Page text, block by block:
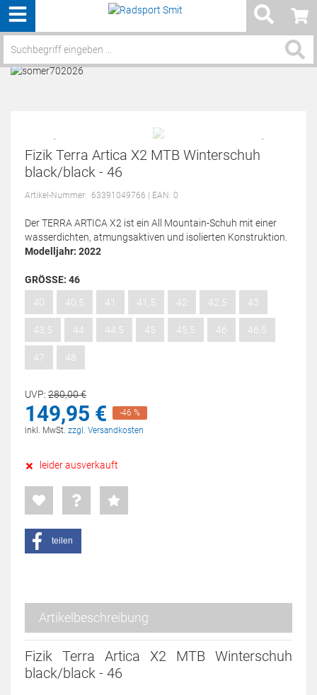
Menü
Service / Hilfe
Fizik Terra Artica X2 MTB Winterschuh
black/black - 46
Artikel-Nummer: 63391049766 | EAN: 0
Der TERRA ARTICA X2 ist ein All Mountain-Schuh mit einer
wasserdichten, atmungsaktiven und isolierten Konstruktion.
Modelljahr: 2022
GRÖSSE: 46
40
40,5 41 41,5 42 42,5 43
43,5 44 44,5 45 45,5 46 46,5
47 48
UVP: 280,00€
149,95 €
-46 %
inkl. MwSt. zzgl. Versandkosten
leider ausverkauft
teilen
Artikelbeschreibung
Fizik Terra Artica X2 MTB Winterschuh
black/black - 46